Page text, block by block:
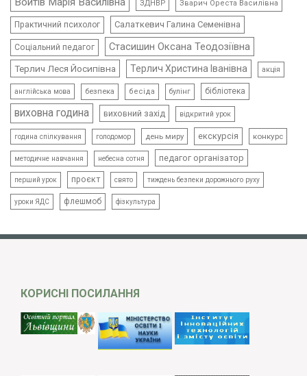
ЗДНВР Зварич Ореста Василівна
Практичний психолог Салаткевич Галина Семенівна
Соціальний педагог Стасишин Оксана Теодозіївна
Терлич Леся Йосипівна Терлич Христина Іванівна акція
англійська мова безпека бесіда булінг бібліотека
виховна година виховний захід відкритий урок
година спілкування голодомор день миру екскурсія конкурс
методичне навчання небесна сотня педагог організатор
перший урок проєкт свято тиждень безпеки дорожнього руху
уроки ЯДС флешмоб фізкультура
КОРИСНІ ПОСИЛАННЯ